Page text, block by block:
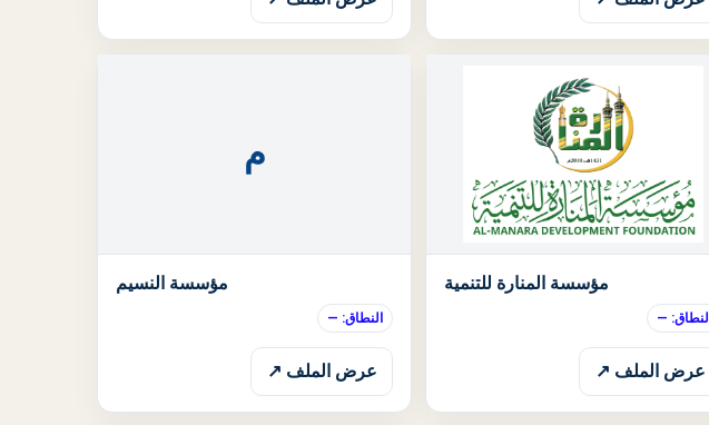
مؤسسة المنارة للتنمية
النطاق: —
عرض الملف ↗
م
مؤسسة النسيم
النطاق: —
عرض الملف ↗